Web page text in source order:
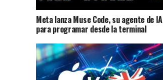
Meta lanza Muse Code, su agente de IA
para programar desde la terminal